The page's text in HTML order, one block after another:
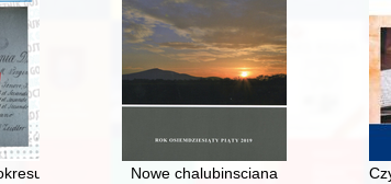
na ziemiach północno-wschodnich w
II wojny światowejNowe chalubinsciana